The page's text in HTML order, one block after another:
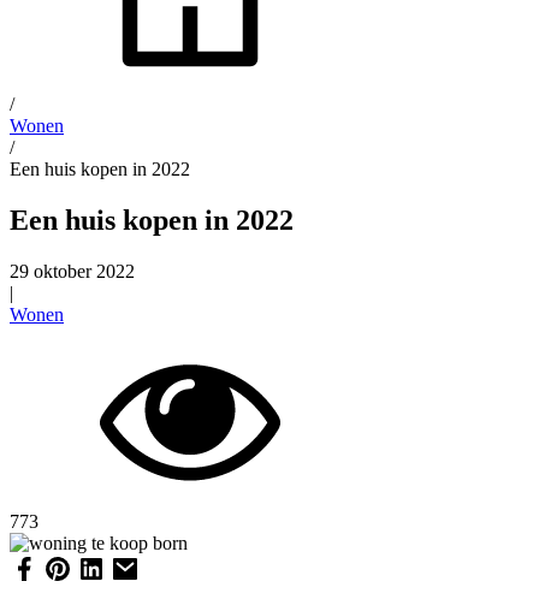
/
Wonen
/
Een huis kopen in 2022
Een huis kopen in 2022
29 oktober 2022
|
Wonen
773